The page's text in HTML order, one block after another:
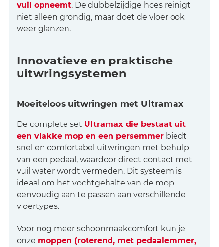
vuil opneemt. De dubbelzijdige hoes reinigt
niet alleen grondig, maar doet de vloer ook
weer glanzen.
Innovatieve en praktische
uitwringsystemen
Moeiteloos uitwringen met Ultramax
De complete set Ultramax die bestaat uit
een vlakke mop en een persemmer biedt
snel en comfortabel uitwringen met behulp
van een pedaal, waardoor direct contact met
vuil water wordt vermeden. Dit systeem is
ideaal om het vochtgehalte van de mop
eenvoudig aan te passen aan verschillende
vloertypes.
Voor nog meer schoonmaakcomfort kun je
onze moppen (roterend, met pedaalemmer,